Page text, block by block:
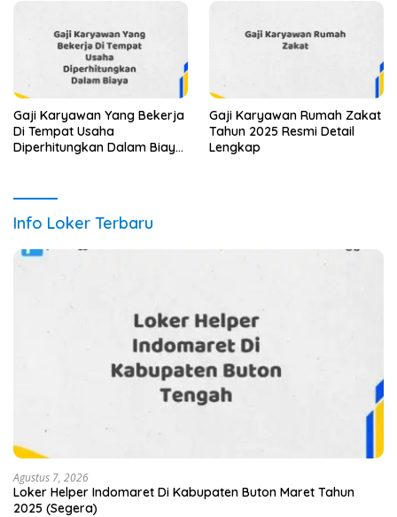
Gaji Karyawan Yang Bekerja
Di Tempat Usaha
Diperhitungkan Dalam Biaya
Gaji Karyawan Rumah Zakat
Tahun 2025 Resmi Detail
Lengkap
Info Loker Terbaru
Agustus 7, 2026
Loker Helper Indomaret Di Kabupaten Buton Maret Tahun
2025 (Segera)